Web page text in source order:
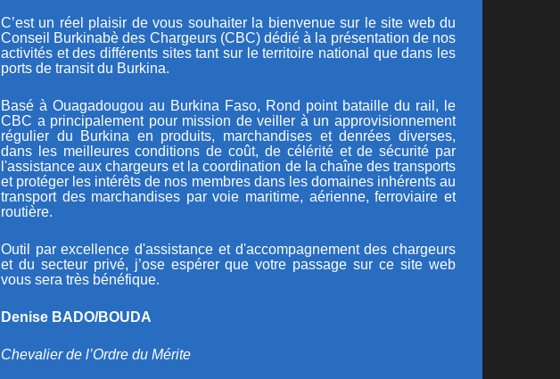
C’est un réel plaisir de vous souhaiter la bienvenue sur le site web du
Conseil Burkinabè des Chargeurs (CBC) dédié à la présentation de nos
activités et des différents sites tant sur le territoire national que dans les
ports de transit du Burkina.
Basé à Ouagadougou au Burkina Faso, Rond point bataille du rail, le
CBC a principalement pour mission de veiller à un approvisionnement
régulier du Burkina en produits, marchandises et denrées diverses,
dans les meilleures conditions de coût, de célérité et de sécurité par
l'assistance aux chargeurs et la coordination de la chaîne des transports
et protéger les intérêts de nos membres dans les domaines inhérents au
transport des marchandises par voie maritime, aérienne, ferroviaire et
routière.
Outil par excellence d'assistance et d'accompagnement des chargeurs
et du secteur privé, j’ose espérer que votre passage sur ce site web
vous sera très bénéfique.
Denise BADO/BOUDA
Chevalier de l’Ordre du Mérite